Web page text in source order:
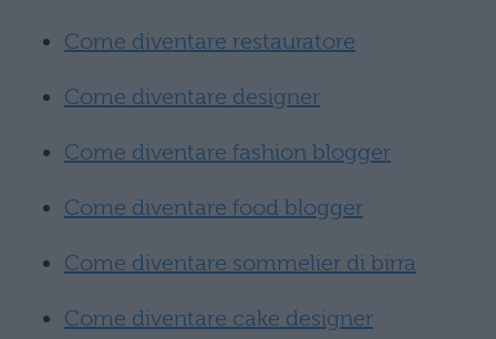
Come diventare restauratore
Come diventare designer
Come diventare fashion blogger
Come diventare food blogger
Come diventare sommelier di birra
Come diventare cake designer